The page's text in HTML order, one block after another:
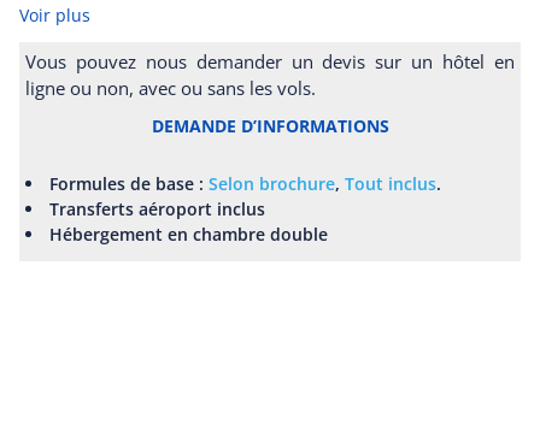
Voir plus
Vous pouvez nous demander un devis sur un hôtel en
ligne ou non, avec ou sans les vols.
DEMANDE D’INFORMATIONS
Formules de base :Selon brochure,Tout inclus.
Transferts aéroport inclus
Hébergement en chambre double